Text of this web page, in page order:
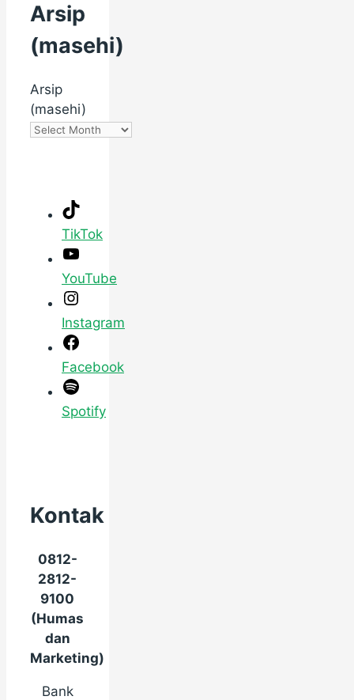
Arsip
(masehi)
Arsip
(masehi)
TikTok
YouTube
Instagram
Facebook
Spotify
Kontak
0812-
2812-
9100
(Humas
dan
Marketing)
Bank